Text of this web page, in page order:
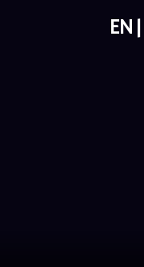
EN